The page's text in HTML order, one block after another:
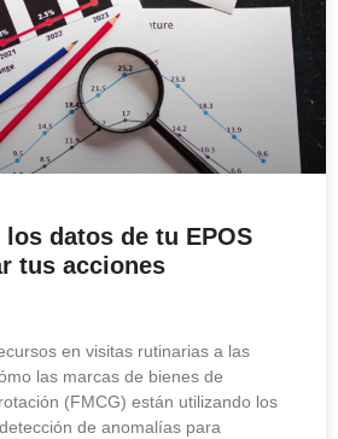
datos de tu EPOS
tus acciones
en visitas rutinarias a las
las marcas de bienes de
(FMCG) están utilizando los
de anomalías para